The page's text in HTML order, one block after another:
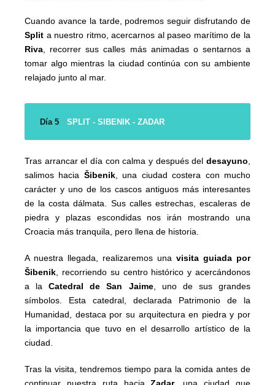
Cuando avance la tarde, podremos seguir disfrutando de
Split a nuestro ritmo, acercarnos al paseo marítimo de la
Riva , recorrer sus calles más animadas o sentarnos a
tomar algo mientras la ciudad continúa con su ambiente
relajado junto al mar.
Día 5 SPLIT - SIBENIK - ZADAR
Tras arrancar el día con calma y después del desayuno
salimos hacia Šibenik, una ciudad costera con mucho
carácter y uno de los cascos antiguos más interesantes
de la costa dálmata. Sus calles estrechas, escaleras de
piedra y plazas escondidas nos irán mostrando una
Croacia más tranquila, pero llena de historia.
A nuestra llegada, realizaremos una visita guiada por
Šibenik , recorriendo su centro histórico y acercándonos
a laCatedral de San Jaime, uno de sus grandes
símbolos. Esta catedral, declarada Patrimonio de la
Humanidad, destaca por su arquitectura en piedra y por
la importancia que tuvo en el desarrollo artístico de la
ciudad.
Tras la visita, tendremos tiempo para la comida antes de
continuar nuestra ruta hacia Zadar, una ciudad que